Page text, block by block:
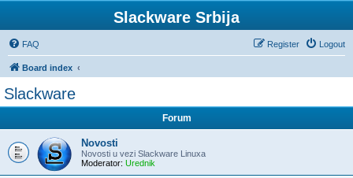
Slackware Srbija
FAQ Logout
Register
Board index
Slackware
Forum
Novosti
Novosti u vezi Slackware Linuxa
Moderator: Urednik